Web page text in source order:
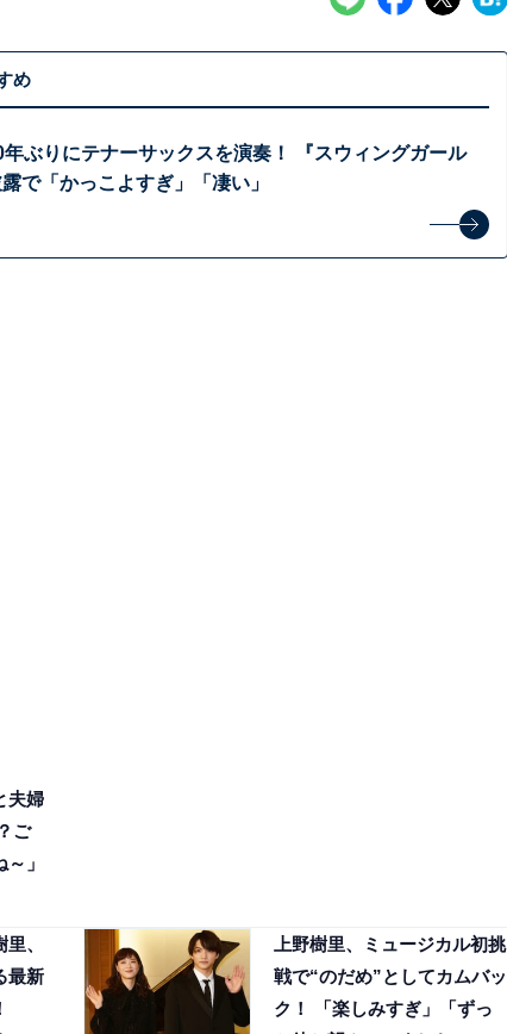
め
年ぶりにテナーサックスを演奏！ 『スウィングガール
で「かっこよすぎ」「凄い」
夫婦
ご
」
、
最新
上野樹里、ミュージカル初挑
戦で“のだめ”としてカムバッ
ク！ 「楽しみすぎ」「ずっ